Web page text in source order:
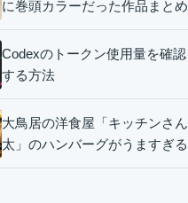
に巻頭カラーだった作品まとめ
Codexのトークン使用量を確認
する方法
大鳥居の洋食屋「キッチンさん
太」のハンバーグがうますぎる